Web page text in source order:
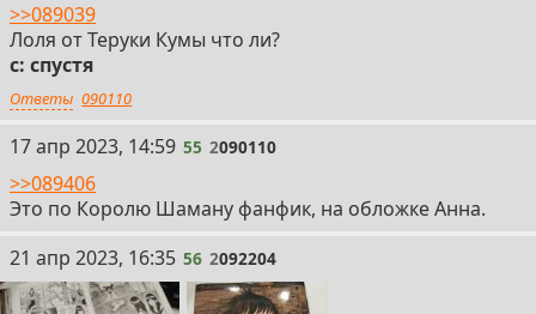
>>089039
Лоля от Теруки Кумы что ли?
с: спустя
Ответы 090110
55
17 апр 2023, 14:59 55 2090110
>>089406
Это по Королю Шаману фанфик, на обложке Анна.
56
21 апр 2023, 16:35 56 2092204